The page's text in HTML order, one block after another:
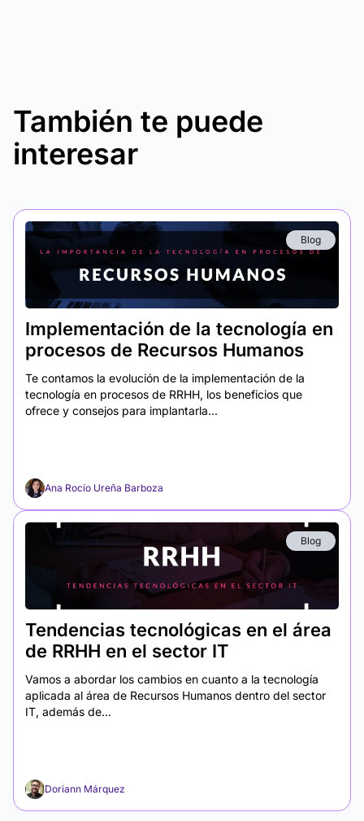
También te puede
interesar
Blog
Implementación de la tecnología en
procesos de Recursos Humanos
Te contamos la evolución de la implementación de la
tecnología en procesos de RRHH, los beneficios que
ofrece y consejos para implantarla...
Ana Rocío Ureña Barboza
Blog
Tendencias tecnológicas en el área
de RRHH en el sector IT
Vamos a abordar los cambios en cuanto a la tecnología
aplicada al área de Recursos Humanos dentro del sector
IT, además de...
Doriann Márquez